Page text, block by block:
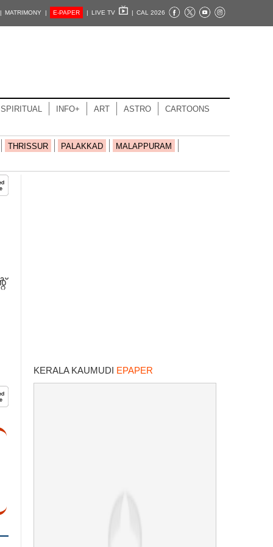
MATRIMONY | E-PAPER | LIVE TV | CAL 2026
SPIRITUAL INFO+ ART ASTRO CARTOONS
THRISSUR PALAKKAD MALAPPURAM
KERALA KAUMUDI EPAPER